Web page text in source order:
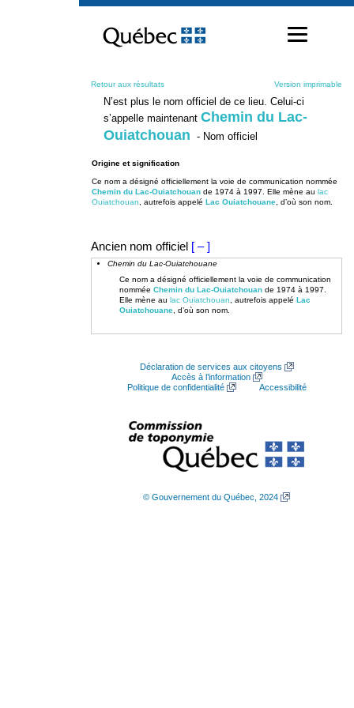
contenu
Retour aux résultats Version imprimable
N’est plus le nom officiel de ce lieu. Celui-ci
s’appelle maintenant Chemin du Lac-
Ouiatchouan - Nom officiel
Origine et signification
Ce nom a désigné officiellement la voie de communication nommée
Chemin du Lac-Ouiatchouan de 1974 à 1997. Elle mène au lac
Ouiatchouan , autrefois appelé Lac Ouiatchouane , d’où son nom.
Ancien nom officiel [ – ]
Chemin du Lac-Ouiatchouane
Ce nom a désigné officiellement la voie de communication
nommée Chemin du Lac-Ouiatchouan de 1974 à 1997.
Elle mène au lac Ouiatchouan , autrefois appelé Lac
Ouiatchouane , d’où son nom.
Déclaration de services aux citoyens
Accès à l’information
Politique de confidentialité
Accessibilité
© Gouvernement du Québec, 2024